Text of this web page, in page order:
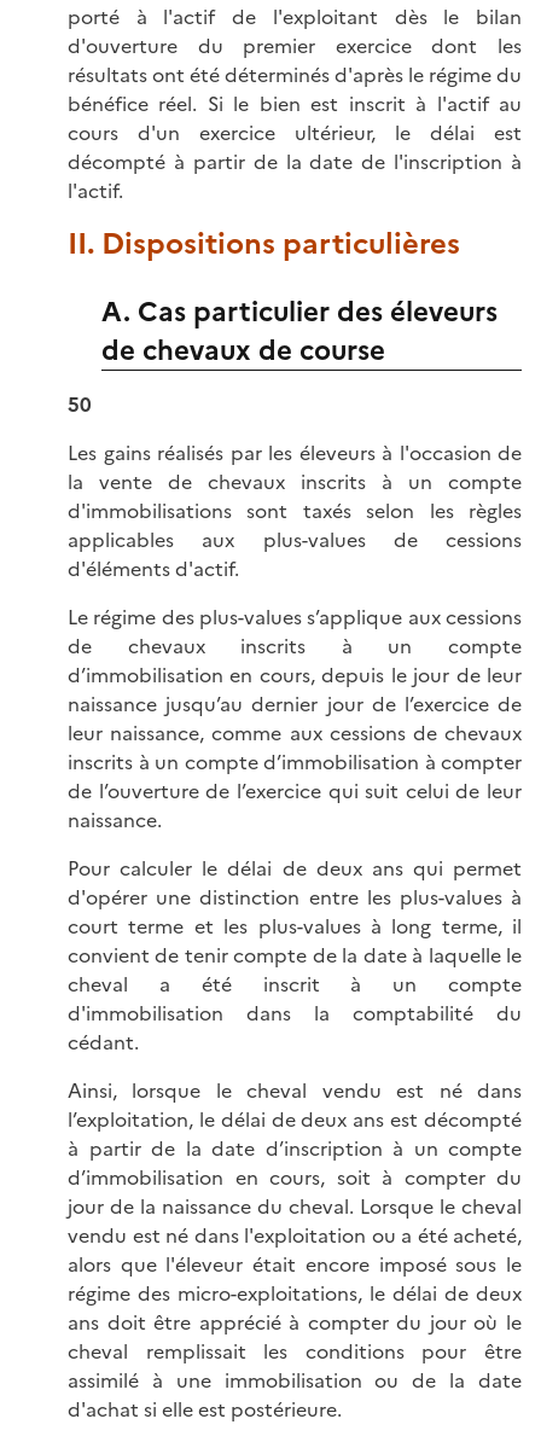
porté à l'actif de l'exploitant dès le bilan
d'ouverture du premier exercice dont les
résultats ont été déterminés d'après le régime du
bénéfice réel. Si le bien est inscrit à l'actif au
cours d'un exercice ultérieur, le délai est
décompté à partir de la date de l'inscription à
l'actif.
II. Dispositions particulières
A. Cas particulier des éleveurs
de chevaux de course
50
Les gains réalisés par les éleveurs à l'occasion de
la vente de chevaux inscrits à un compte
d'immobilisations sont taxés selon les règles
applicables aux plus-values de cessions
d'éléments d'actif.
Le régime des plus-values s’applique aux cessions
de chevaux inscrits à un compte
d’immobilisation en cours, depuis le jour de leur
naissance jusqu’au dernier jour de l’exercice de
leur naissance, comme aux cessions de chevaux
inscrits à un compte d’immobilisation à compter
de l’ouverture de l’exercice qui suit celui de leur
naissance.
Pour calculer le délai de deux ans qui permet
d'opérer une distinction entre les plus-values à
court terme et les plus-values à long terme, il
convient de tenir compte de la date à laquelle le
cheval a été inscrit à un compte
d'immobilisation dans la comptabilité du
cédant.
Ainsi, lorsque le cheval vendu est né dans
l’exploitation, le délai de deux ans est décompté
à partir de la date d’inscription à un compte
d’immobilisation en cours, soit à compter du
jour de la naissance du cheval. Lorsque le cheval
vendu est né dans l'exploitation ou a été acheté,
alors que l'éleveur était encore imposé sous le
régime des micro-exploitations, le délai de deux
ans doit être apprécié à compter du jour où le
cheval remplissait les conditions pour être
assimilé à une immobilisation ou de la date
d'achat si elle est postérieure.